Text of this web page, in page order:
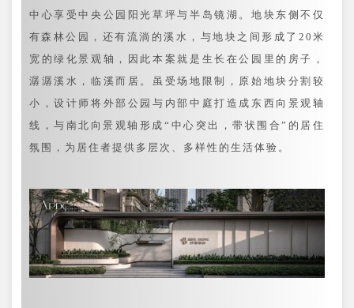
中心享受中央公园阳光草坪与半岛镜湖。地块东侧不仅
有森林公园，还有流淌的溪水，与地块之间形成了20米
宽的绿化景观轴，因此本案就是生长在公园里的房子，
潺潺溪水，临溪而居。虽受场地限制，原始地块分割较
小，设计师将外部公园与内部中庭打造成东西向景观轴
线，与南北向景观轴形成“中心突出，带状围合”的居住
氛围，为居住者提供多层次、多样性的生活体验。